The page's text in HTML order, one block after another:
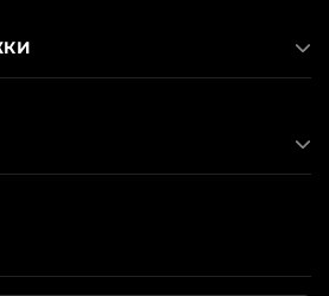
к уходу;
яркости цвета после
выпускает сатиновые халатики с